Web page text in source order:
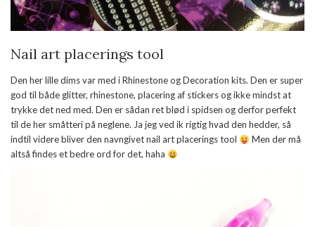
Nail art placerings tool
Den her lille dims var med i Rhinestone og Decoration kits. Den er super
god til både glitter, rhinestone, placering af stickers og ikke mindst at
trykke det ned med. Den er sådan ret blød i spidsen og derfor perfekt
til de her småtteri på neglene. Ja jeg ved ik rigtig hvad den hedder, så
indtil videre bliver den navngivet nail art placerings tool
Men der må
altså findes et bedre ord for det, haha